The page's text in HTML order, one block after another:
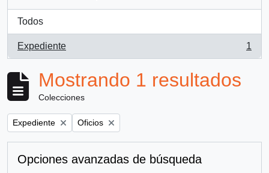
Todos
Expediente
, 1 resultados
1
Mostrando 1 resultados
Colecciones
Remove filter:
Expediente Remove filter:
Oficios
Opciones avanzadas de búsqueda